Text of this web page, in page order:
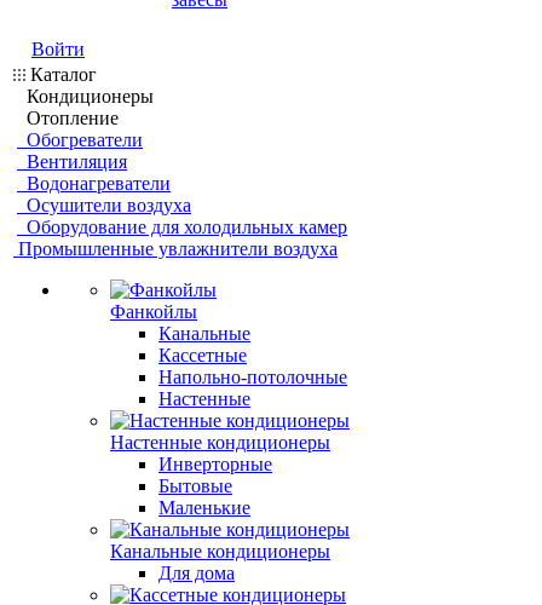
Войти
Каталог
Кондиционеры
Отопление
Обогреватели
Вентиляция
Водонагреватели
Осушители воздуха
Оборудование для холодильных камер
Промышленные увлажнители воздуха
Фанкойлы
Канальные
Кассетные
Напольно-потолочные
Настенные
Настенные кондиционеры
Инверторные
Бытовые
Маленькие
Канальные кондиционеры
Для дома